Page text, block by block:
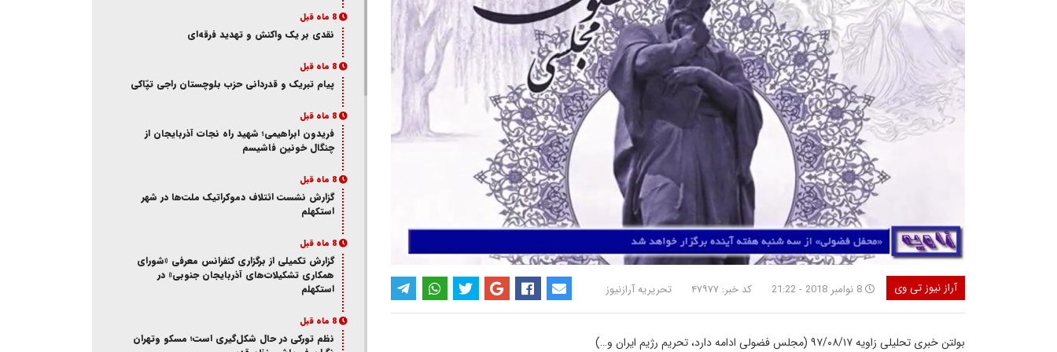
آراز نیوز تی وی 8 نوامبر 2018 - 21:22 کد خبر: ۴۷۹۷۷ تحریریه آرازنیوز
بولتن خبری تحلیلی زاویه ۹۷/۰۸/۱۷ (مجلس فضولی ادامه دارد، تحریم رژیم ایران و…)
8 ماه قبل
نقدی بر یک واکنش و‌ تهدید فرقه‌ای
8 ماه قبل
پیام تبریک و قدردانی حزب بلوچستان راجی تپّاکی
8 ماه قبل
فریدون ابراهیمی؛ شهید راه نجات آذربایجان از
چنگال خونین فاشیسم
8 ماه قبل
گزارش نشست ائتلاف دموکراتیک ملت‌ها در شهر
استکهلم
8 ماه قبل
گزارش تکمیلی از برگزاری کنفرانس معرفی «شورای
همکاری تشکیلات‌های آذربایجان جنوبی» در
استکهلم
8 ماه قبل
نظم تورکی در حال شکل‌گیری است؛ مسکو وتهران